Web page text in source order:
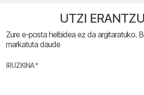
UTZI
Zure e-posta helbidea ez da argitaratuko.
markatuta daude
IRUZKINA*